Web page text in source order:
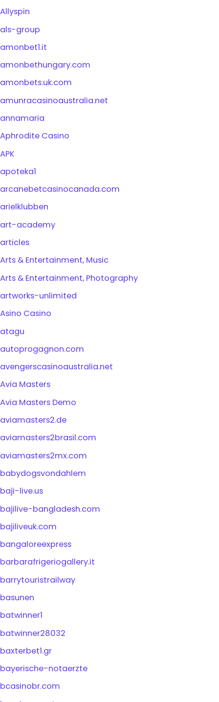
Allyspin
als-group
amonbet1.it
amonbethungary.com
amonbets.uk.com
amunracasinoaustralia.net
annamaria
Aphrodite Casino
APK
apoteka1
arcanebetcasinocanada.com
arielklubben
art-academy
articles
Arts & Entertainment, Music
Arts & Entertainment, Photography
artworks-unlimited
Asino Casino
atagu
autoprogagnon.com
avengerscasinoaustralia.net
Avia Masters
Avia Masters Demo
aviamasters2.de
aviamasters2brasil.com
aviamasters2mx.com
babydogsvondahlem
baji-live.us
bajilive-bangladesh.com
bajiliveuk.com
bangaloreexpress
barbarafrigeriogallery.it
barrytouristrailway
basunen
batwinner1
batwinner28032
baxterbet1.gr
bayerische-notaerzte
bcasinobr.com